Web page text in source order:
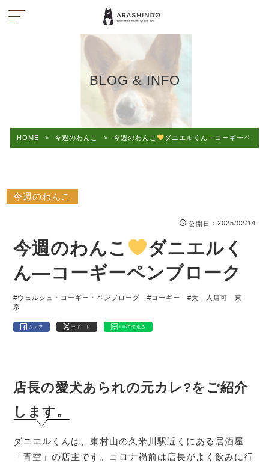
BLOG & INFO
HOME > 今週のわんこ > 今週のわんこ ダニエルくん―コーギーペンブ
今週のわんこ
公開日 ：2025/02/14
今週のわんこ
ダニエルく
ん―コーギーペンブローク
#ウェルシュ・コーギー・ペンブローグ #コーギー
#犬 入店可 東
京
シェア ツイート LINEで送る
店長の愛犬あられの元カレ?をご紹介
します。
ダニエルくんは、東村山の久米川駅近くにある居酒屋
「青空」の店主です。コロナ禍前は店長がよく飲みに行